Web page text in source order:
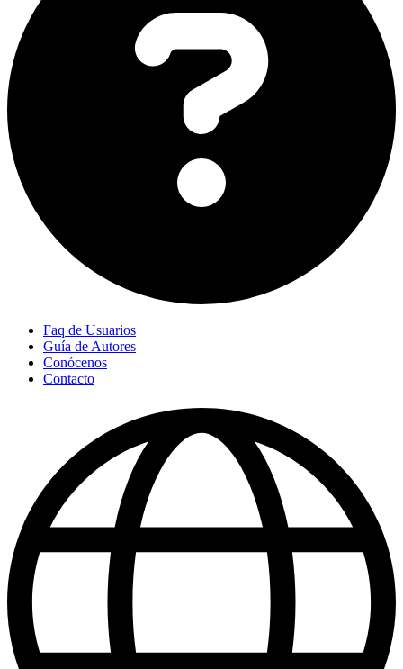
Faq de Usuarios
Guía de Autores
Conócenos
Contacto